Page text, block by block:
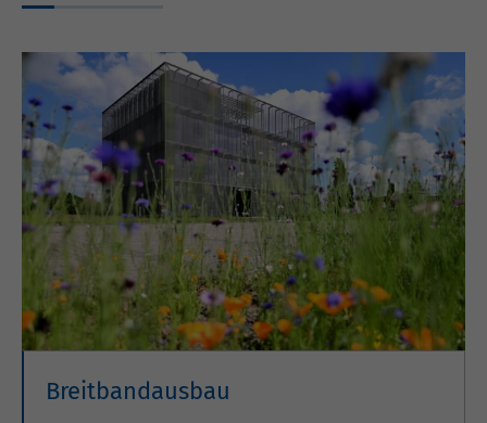
Breitbandausbau